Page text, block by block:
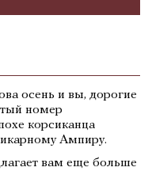
осень и вы, дорогие
номер
корсиканца
Ампиру.
вам еще больше